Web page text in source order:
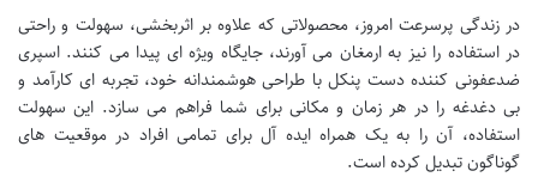
در زندگی پرسرعت امروز، محصولاتی که علاوه بر اثربخشی، سهولت و راحتی
در استفاده را نیز به ارمغان می آورند، جایگاه ویژه ای پیدا می کنند. اسپری
ضدعفونی کننده دست پنکل با طراحی هوشمندانه خود، تجربه ای کارآمد و
بی دغدغه را در هر زمان و مکانی برای شما فراهم می سازد. این سهولت
استفاده، آن را به یک همراه ایده آل برای تمامی افراد در موقعیت های
گوناگون تبدیل کرده است.